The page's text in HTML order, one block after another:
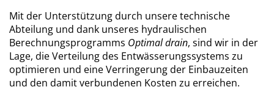
Mit der Unterstützung durch unsere technische
Abteilung und dank unseres hydraulischen
Berechnungsprogramms Optimal drain, sind wir in der
Lage, die Verteilung des Entwässerungssystems zu
optimieren und eine Verringerung der Einbauzeiten
und den damit verbundenen Kosten zu erreichen.